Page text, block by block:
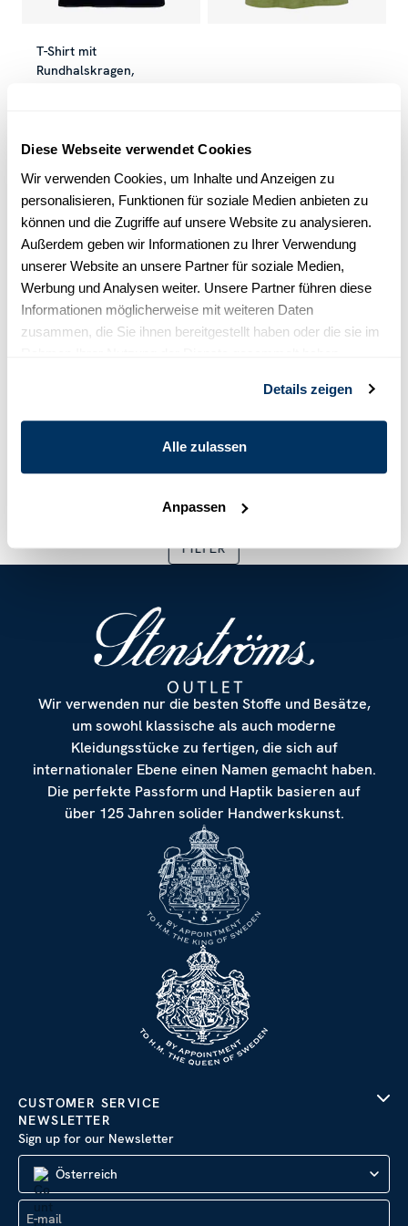
Diese Webseite verwendet Cookies
Wir verwenden Cookies, um Inhalte und Anzeigen zu
personalisieren, Funktionen für soziale Medien anbieten zu
können und die Zugriffe auf unsere Website zu analysieren.
Außerdem geben wir Informationen zu Ihrer Verwendung
unserer Website an unsere Partner für soziale Medien,
Werbung und Analysen weiter. Unsere Partner führen diese
Informationen möglicherweise mit weiteren Daten
zusammen, die Sie ihnen bereitgestellt haben oder die sie im
Details zeigen
Alle zulassen
Anpassen
T-Shirt mit
Rundhalskragen,
-40%
Aktueller Preis:€ 71.40Vorheriger Preis:€ 119.00
€ 71.40 € 119.00
-40%
Schwarz Baumwoll-T-
Shirt
Aktueller Preis:€ 41.40
€ 41.40 € 69.00
FILTER
Wir verwenden nur die besten Stoffe und Besätze,
um sowohl klassische als auch moderne
Kleidungsstücke zu fertigen, die sich auf
internationaler Ebene einen Namen gemacht haben.
Die perfekte Passform und Haptik basieren auf
über 125 Jahren solider Handwerkskunst.
CUSTOMER SERVICE
NEWSLETTER
Sign up for our Newsletter
Österreich